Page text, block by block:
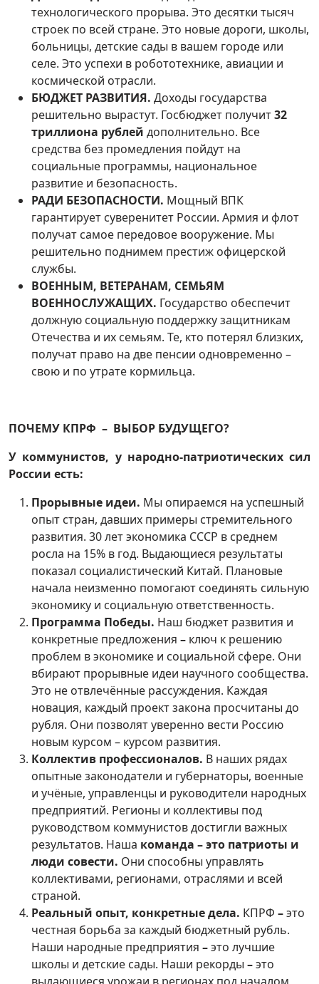
технологического прорыва. Это десятки тысяч
строек по всей стране. Это новые дороги, школы,
больницы, детские сады в вашем городе или
селе. Это успехи в робототехнике, авиации и
космической отрасли.
БЮДЖЕТ РАЗВИТИЯ. Доходы государства
решительно вырастут. Госбюджет получит32
триллиона рублей дополнительно. Все
средства без промедления пойдут на
социальные программы, национальное
развитие и безопасность.
РАДИ БЕЗОПАСНОСТИ. Мощный ВПК
гарантирует суверенитет России. Армия и флот
получат самое передовое вооружение. Мы
решительно поднимем престиж офицерской
службы.
ВОЕННЫМ, ВЕТЕРАНАМ, СЕМЬЯМ
ВОЕННОСЛУЖАЩИХ. Государство обеспечит
должную социальную поддержку защитникам
Отечества и их семьям. Те, кто потерял близких,
получат право на две пенсии одновременно –
свою и по утрате кормильца.
ПОЧЕМУ КПРФ – ВЫБОР БУДУЩЕГО?
У коммунистов, у народно-патриотических сил
России есть:
Прорывные идеи. Мы опираемся на успешный
опыт стран, давших примеры стремительного
развития. 30 лет экономика СССР в среднем
росла на 15% в год. Выдающиеся результаты
показал социалистический Китай. Плановые
начала неизменно помогают соединять сильную
экономику и социальную ответственность.
Программа Победы. Наш бюджет развития и
конкретные предложения – ключ к решению
проблем в экономике и социальной сфере. Они
вбирают прорывные идеи научного сообщества.
Это не отвлечённые рассуждения. Каждая
новация, каждый проект закона просчитаны до
рубля. Они позволят уверенно вести Россию
новым курсом – курсом развития.
Коллектив профессионалов. В наших рядах
опытные законодатели и губернаторы, военные
и учёные, управленцы и руководители народных
предприятий. Регионы и коллективы под
руководством коммунистов достигли важных
результатов. Наша команда – это патриоты и
люди совести. Они способны управлять
коллективами, регионами, отраслями и всей
страной.
Реальный опыт, конкретные дела. КПРФ –это
честная борьба за каждый бюджетный рубль.
Наши народные предприятия –это лучшие
школы и детские сады. Наши рекорды –это